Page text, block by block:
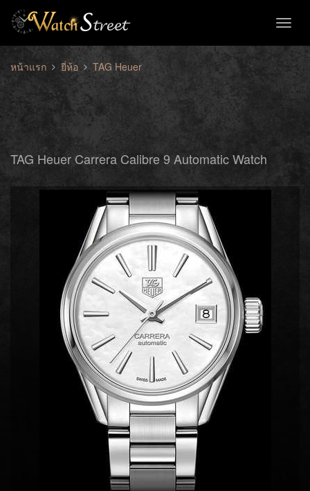
หน้าแรก ยี่ห้อ TAG Heuer
TAG Heuer Carrera Calibre 9 Automatic Watch